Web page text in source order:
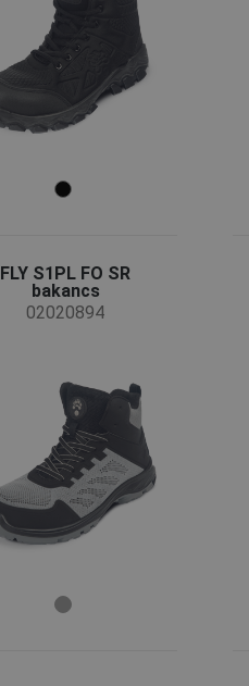
FLY S1PL FO SR
bakancs
02020894
LATVIAN
FRENCH